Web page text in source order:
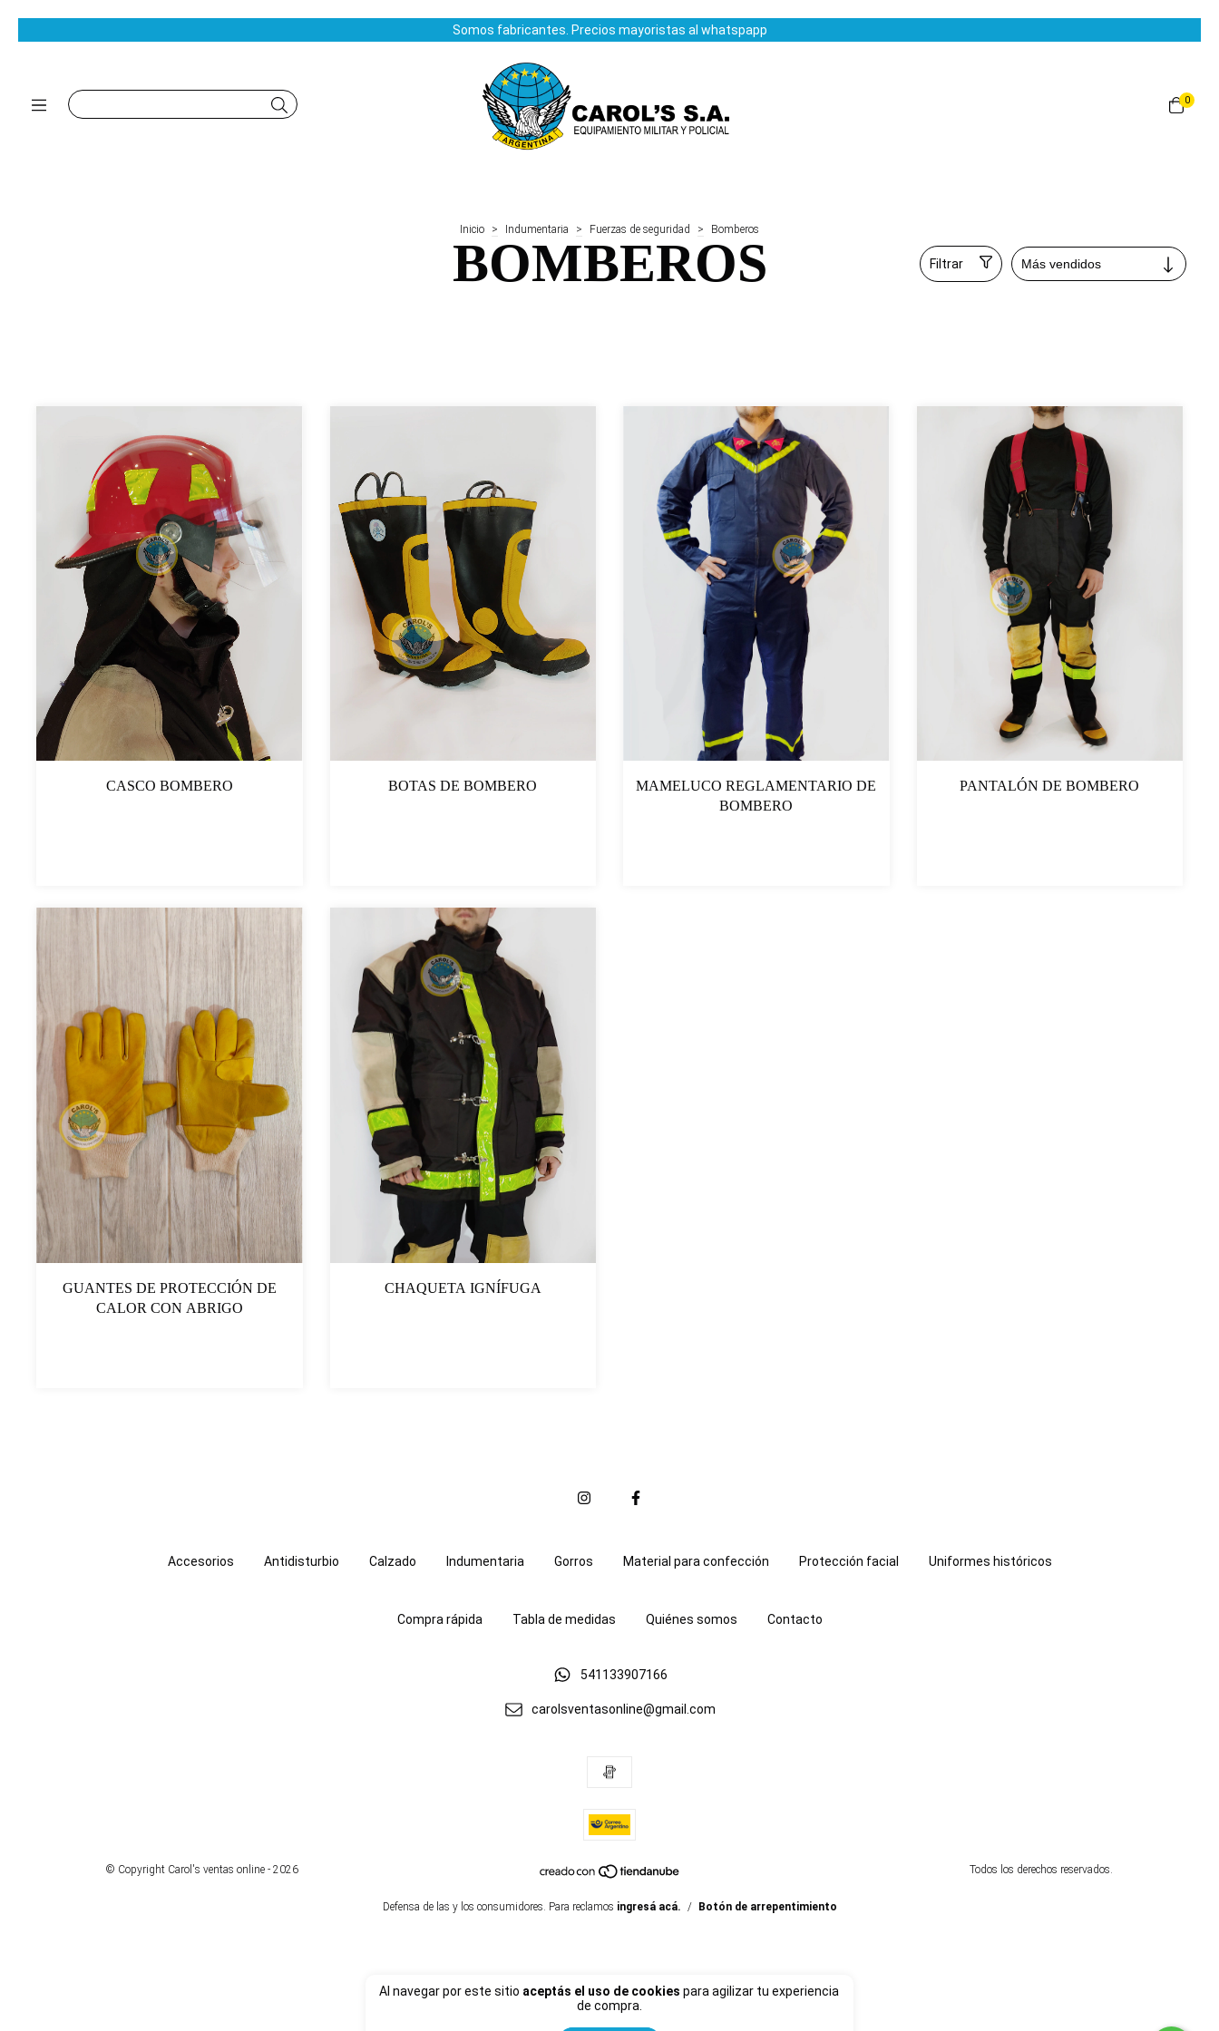
Somos fabricantes. Precios mayoristas al whatspapp
0
Al navegar por este sitio aceptás el uso de cookies para agilizar tu experiencia
de compra.
Inicio > Indumentaria > Fuerzas de seguridad > Bomberos
BOMBEROS Filtrar
CASCO BOMBERO BOTAS DE BOMBERO
MAMELUCO REGLAMENTARIO DE
BOMBERO
PANTALÓN DE BOMBERO
GUANTES DE PROTECCIÓN DE
CALOR CON ABRIGO
CHAQUETA IGNÍFUGA
Accesorios Antidisturbio Calzado Indumentaria Gorros Material para confección Protección facial Uniformes históricos
Compra rápida Tabla de medidas Quiénes somos Contacto
541133907166
carolsventasonline@gmail.com
© Copyright Carol's ventas online - 2026 Todos los derechos reservados.
Defensa de las y los consumidores. Para reclamos ingresá acá. / Botón de arrepentimiento